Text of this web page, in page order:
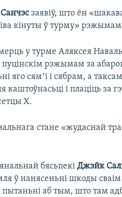
заявіў, што ён
кінуты ў турму» рэжымам
у турме Аляксея
пуцінскім рэжымам за
яго сямʼі і сябрам, а
каштоўнасьці і плаціць за
X.
стане «жудаснай
бясьпекіДжэйк
ў нанясеньні шкоды
пытаньні аб тым, што там